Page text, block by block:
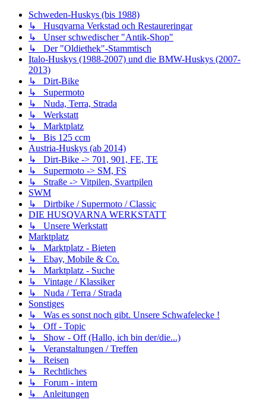
Schweden-Huskys (bis 1988)
↳ Husqvarna Verkstad och Restaureringar
↳ Unser schwedischer "Antik-Shop"
↳ Der "Oldiethek"-Stammtisch
Italo-Huskys (1988-2007) und die BMW-Huskys (2007-
2013)
↳ Dirt-Bike
↳ Supermoto
↳ Nuda, Terra, Strada
↳ Werkstatt
↳ Marktplatz
↳ Bis 125 ccm
Austria-Huskys (ab 2014)
↳ Dirt-Bike -> 701, 901, FE, TE
↳ Supermoto -> SM, FS
↳ Straße -> Vitpilen, Svartpilen
SWM
↳ Dirtbike / Supermoto / Classic
DIE HUSQVARNA WERKSTATT
↳ Unsere Werkstatt
Marktplatz
↳ Marktplatz - Bieten
↳ Ebay, Mobile & Co.
↳ Marktplatz - Suche
↳ Vintage / Klassiker
↳ Nuda / Terra / Strada
Sonstiges
↳ Was es sonst noch gibt. Unsere Schwafelecke !
↳ Off - Topic
↳ Show - Off (Hallo, ich bin der/die...)
↳ Veranstaltungen / Treffen
↳ Reisen
↳ Rechtliches
↳ Forum - intern
↳ Anleitungen